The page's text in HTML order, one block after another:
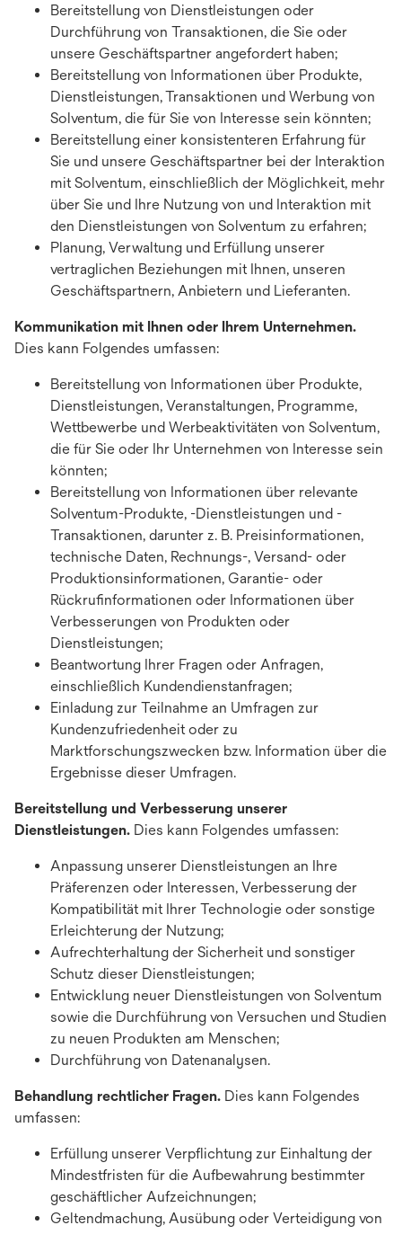
Bereitstellung von Dienstleistungen oder
Durchführung von Transaktionen, die Sie oder
unsere Geschäftspartner angefordert haben;
Bereitstellung von Informationen über Produkte,
Dienstleistungen, Transaktionen und Werbung von
Solventum, die für Sie von Interesse sein könnten;
Bereitstellung einer konsistenteren Erfahrung für
Sie und unsere Geschäftspartner bei der Interaktion
mit Solventum, einschließlich der Möglichkeit, mehr
über Sie und Ihre Nutzung von und Interaktion mit
den Dienstleistungen von Solventum zu erfahren;
Planung, Verwaltung und Erfüllung unserer
vertraglichen Beziehungen mit Ihnen, unseren
Geschäftspartnern, Anbietern und Lieferanten.
Kommunikation mit Ihnen oder Ihrem Unternehmen.
Dies kann Folgendes umfassen:
Bereitstellung von Informationen über Produkte,
Dienstleistungen, Veranstaltungen, Programme,
Wettbewerbe und Werbeaktivitäten von Solventum,
die für Sie oder Ihr Unternehmen von Interesse sein
könnten;
Bereitstellung von Informationen über relevante
Solventum-Produkte, -Dienstleistungen und -
Transaktionen, darunter z. B. Preisinformationen,
technische Daten, Rechnungs-, Versand- oder
Produktionsinformationen, Garantie- oder
Rückrufinformationen oder Informationen über
Verbesserungen von Produkten oder
Dienstleistungen;
Beantwortung Ihrer Fragen oder Anfragen,
einschließlich Kundendienstanfragen;
Einladung zur Teilnahme an Umfragen zur
Kundenzufriedenheit oder zu
Marktforschungszwecken bzw. Information über die
Ergebnisse dieser Umfragen.
Bereitstellung und Verbesserung unserer
Dienstleistungen. Dies kann Folgendes umfassen:
Anpassung unserer Dienstleistungen an Ihre
Präferenzen oder Interessen, Verbesserung der
Kompatibilität mit Ihrer Technologie oder sonstige
Erleichterung der Nutzung;
Aufrechterhaltung der Sicherheit und sonstiger
Schutz dieser Dienstleistungen;
Entwicklung neuer Dienstleistungen von Solventum
sowie die Durchführung von Versuchen und Studien
zu neuen Produkten am Menschen;
Durchführung von Datenanalysen.
Behandlung rechtlicher Fragen. Dies kann Folgendes
umfassen:
Erfüllung unserer Verpflichtung zur Einhaltung der
Mindestfristen für die Aufbewahrung bestimmter
geschäftlicher Aufzeichnungen;
Geltendmachung, Ausübung oder Verteidigung von